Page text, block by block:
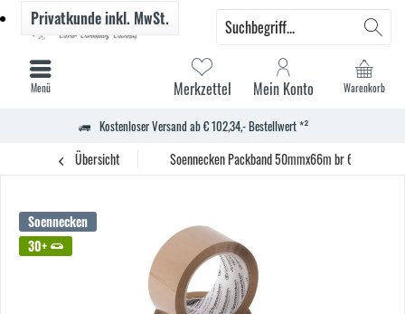
Kostenloser Versand ab € 102,34,- Bestellwert *²
Warenkorb
Merkzettel Mein Konto
Privatkundeinkl. MwSt.
Menü
Übersicht Soennecken Packband 50mmx66m br 6 St.
Soennecken
30+